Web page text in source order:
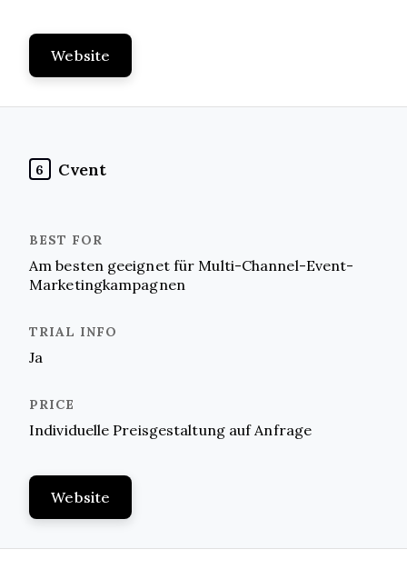
Website
6 Cvent
Am besten geeignet für Multi-Channel-Event-
Marketingkampagnen
Ja
Individuelle Preisgestaltung auf Anfrage
Website